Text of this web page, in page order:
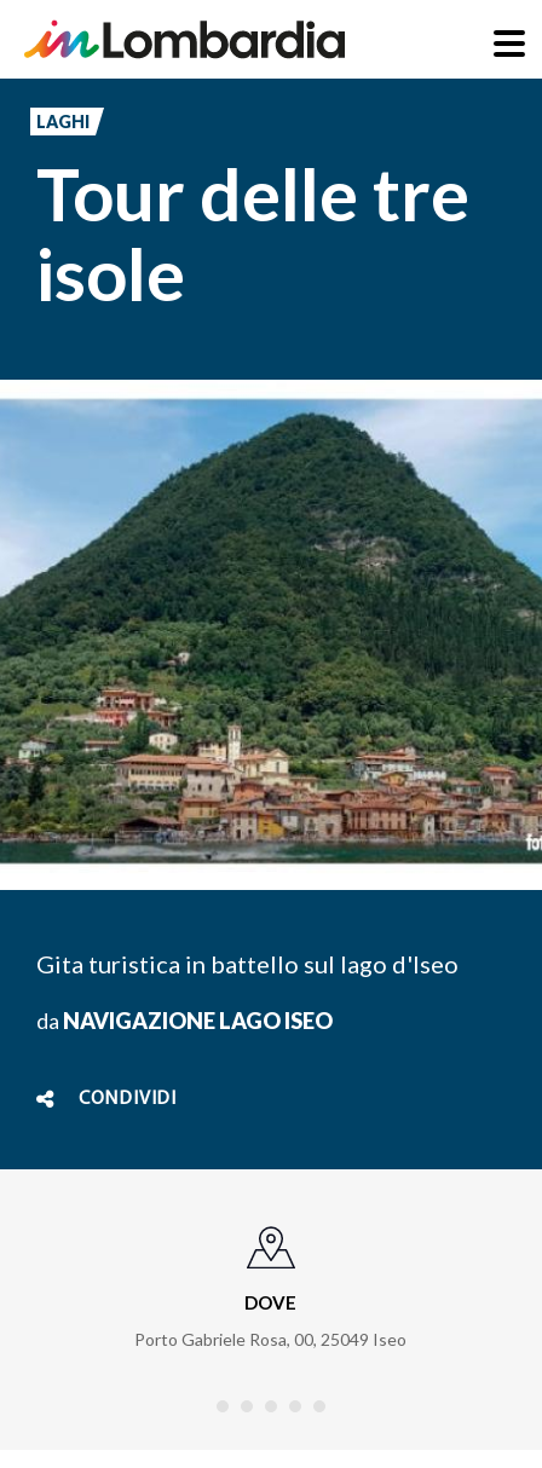
principale
LAGHI
Tour delle tre
isole
Gita turistica in battello sul lago d'Iseo
da NAVIGAZIONE LAGO ISEO
CONDIVIDI
DOVE
Porto Gabriele Rosa, 00, 25049 Iseo